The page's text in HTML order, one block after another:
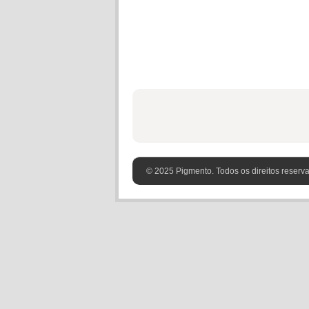
© 2025 Pigmento. Todos os direitos